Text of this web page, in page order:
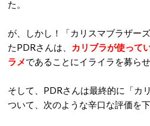
た。
が、しかし！「カリスマブラザー
たPDRさんは、
カリブラが使って
ラメであることにイライラを募ら
そして、PDRさんは最終的に「カ
ついて、次のような辛口な評価を下